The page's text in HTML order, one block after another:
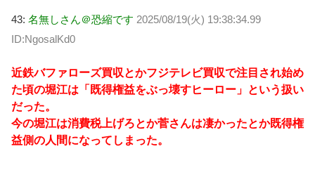
43: 名無しさん＠恐縮です 2025/08/19(火) 19:38:34.99
ID:NgosalKd0
近鉄バファローズ買収とかフジテレビ買収で注目され始め
た頃の堀江は「既得権益をぶっ壊すヒーロー」という扱い
だった。
今の堀江は消費税上げろとか菅さんは凄かったとか既得権
益側の人間になってしまった。